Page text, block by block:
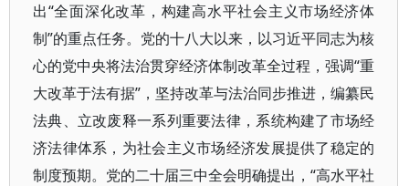
出“全面深化改革，构建高水平社会主义市场经济体
制”的重点任务。党的十八大以来，以习近平同志为核
心的党中央将法治贯穿经济体制改革全过程，强调“重
大改革于法有据”，坚持改革与法治同步推进，编纂民
法典、立改废释一系列重要法律，系统构建了市场经
济法律体系，为社会主义市场经济发展提供了稳定的
制度预期。党的二十届三中全会明确提出，“高水平社